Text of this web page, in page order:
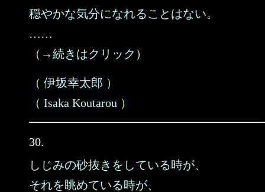
穏やかな気分になれることはない。
……
（→続きはクリック）
（ 伊坂幸太郎 ）
（ Isaka Koutarou ）
30.
しじみの砂抜きをしている時が、
それを眺めている時が、